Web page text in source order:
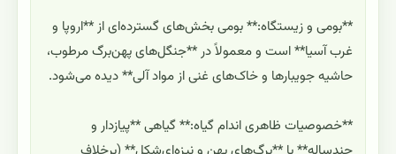
**بومی و زیستگاه:** بومی بخش‌های گسترده‌ای از **اروپا و
غرب آسیا** است و معمولاً در **جنگل‌های پهن‌برگ مرطوب،
حاشیه جویبارها و خاک‌های غنی از مواد آلی** دیده می‌شود.
**خصوصیات ظاهری اندام گیاه:** گیاهی **پیازدار و